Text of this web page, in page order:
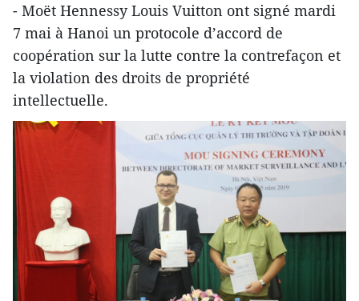
- Moët Hennessy Louis Vuitton ont signé mardi
7 mai à Hanoi un protocole d’accord de
coopération sur la lutte contre la contrefaçon et
la violation des droits de propriété
intellectuelle.